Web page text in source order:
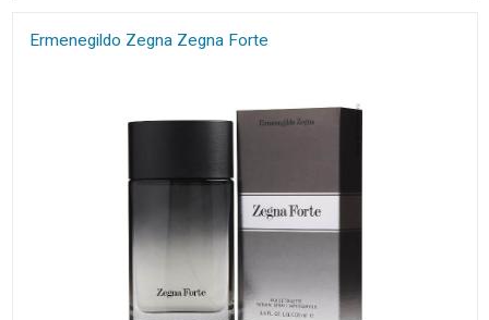
Ermenegildo Zegna Zegna Forte